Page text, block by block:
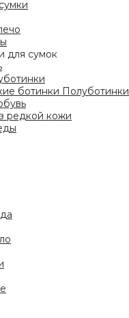
для сумок
ботинки Полуботинки
редкой кожи